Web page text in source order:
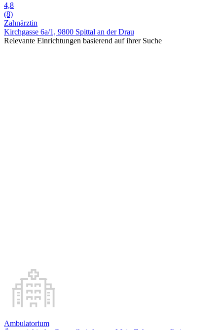
4,8
(8)
Zahnärztin
Kirchgasse 6a/1, 9800 Spittal an der Drau
Relevante Einrichtungen basierend auf ihrer Suche
Ambulatorium